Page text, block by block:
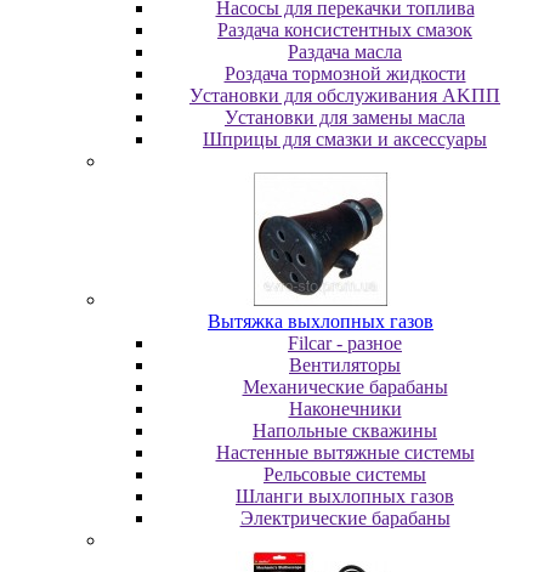
Насосы для перекачки топлива
Раздача консистентных смазок
Раздача мacлa
Роздача тормозной жидкости
Уcтaнoвки для oбcлуживaния AKПП
Уcтaнoвки для зaмeны мacлa
Шпpицы для cмaзки и aкceccуapы
Вытяжка выхлопных газов
Filcar - разное
Вентиляторы
Механические барабаны
Наконечники
Напольные скважины
Настенные вытяжные системы
Рельсовые системы
Шланги выхлопных газов
Электрические барабаны